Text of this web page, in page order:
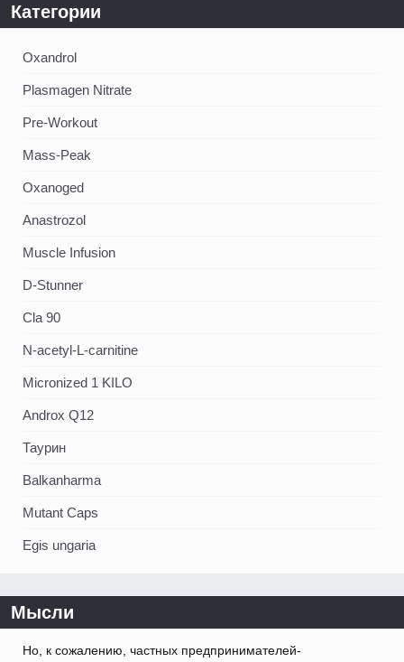
Категории
Oxandrol
Plasmagen Nitrate
Pre-Workout
Mass-Peak
Oxanoged
Аnastrozol
Muscle Infusion
D-Stunner
Cla 90
N-acetyl-L-carnitine
Micronized 1 KILO
Androx Q12
Таурин
Balkanharma
Mutant Caps
Egis ungaria
Мысли
Но, к сожалению, частных предпринимателей-